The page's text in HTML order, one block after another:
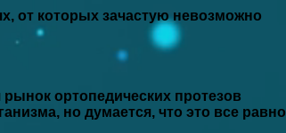
от которых зачастую невозможно
ортопедических протезов
но думается, что это все равно